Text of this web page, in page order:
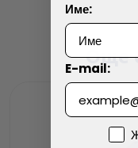
Още
Име:
E-mail:
Пол